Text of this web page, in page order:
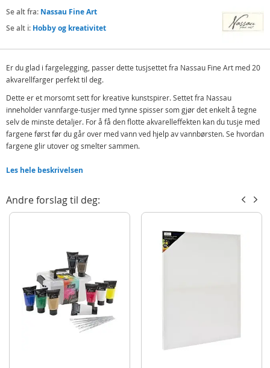
Se alt fra: Nassau Fine Art
Se alt i: Hobby og kreativitet
Er du glad i fargelegging, passer dette tusjsettet fra Nassau Fine Art med 20
akvarellfarger perfekt til deg.
Dette er et morsomt sett for kreative kunstspirer. Settet fra Nassau
inneholder vannfarge-tusjer med tynne spisser som gjør det enkelt å tegne
selv de minste detaljer. For å få den flotte akvarelleffekten kan du tusje med
fargene først før du går over med vann ved hjelp av vannbørsten. Se hvordan
fargene glir utover og smelter sammen.
Vann-markør
Detaljer:
Produktdetaljer
Les hele beskrivelsen
Andre forslag til deg: